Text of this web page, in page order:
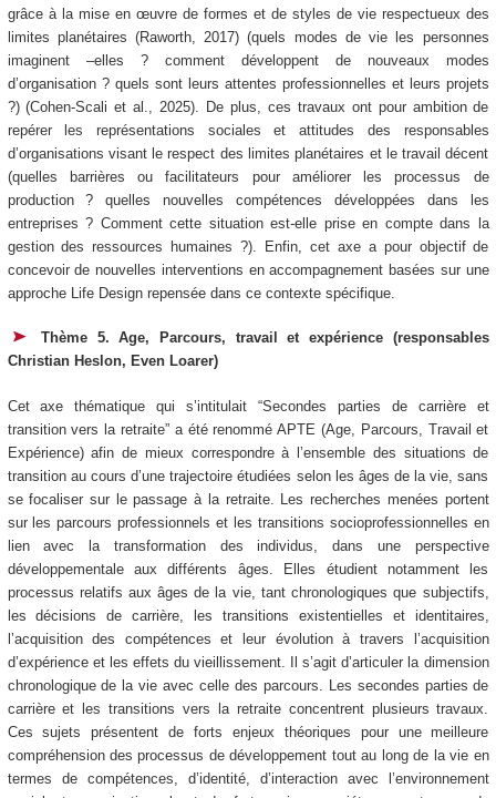
grâce à la mise en œuvre de formes et de styles de vie respectueux des
limites planétaires (Raworth, 2017) (quels modes de vie les personnes
imaginent –elles ? comment développent de nouveaux modes
d’organisation ? quels sont leurs attentes professionnelles et leurs projets
?) (Cohen-Scali et al., 2025). De plus, ces travaux ont pour ambition de
repérer les représentations sociales et attitudes des responsables
d’organisations visant le respect des limites planétaires et le travail décent
(quelles barrières ou facilitateurs pour améliorer les processus de
production ? quelles nouvelles compétences développées dans les
entreprises ? Comment cette situation est-elle prise en compte dans la
gestion des ressources humaines ?). Enfin, cet axe a pour objectif de
concevoir de nouvelles interventions en accompagnement basées sur une
approche Life Design repensée dans ce contexte spécifique.
Thème 5. Age, Parcours, travail et expérience (responsables
Christian Heslon, Even Loarer)
Cet axe thématique qui s’intitulait “Secondes parties de carrière et
transition vers la retraite” a été renommé APTE (Age, Parcours, Travail et
Expérience) afin de mieux correspondre à l’ensemble des situations de
transition au cours d’une trajectoire étudiées selon les âges de la vie, sans
se focaliser sur le passage à la retraite. Les recherches menées portent
sur les parcours professionnels et les transitions socioprofessionnelles en
lien avec la transformation des individus, dans une perspective
développementale aux différents âges. Elles étudient notamment les
processus relatifs aux âges de la vie, tant chronologiques que subjectifs,
les décisions de carrière, les transitions existentielles et identitaires,
l’acquisition des compétences et leur évolution à travers l’acquisition
d’expérience et les effets du vieillissement. Il s’agit d’articuler la dimension
chronologique de la vie avec celle des parcours. Les secondes parties de
carrière et les transitions vers la retraite concentrent plusieurs travaux.
Ces sujets présentent de forts enjeux théoriques pour une meilleure
compréhension des processus de développement tout au long de la vie en
termes de compétences, d’identité, d’interaction avec l’environnement